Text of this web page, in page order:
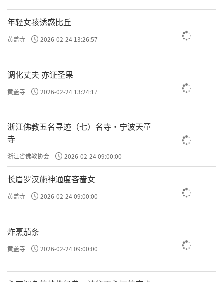
年轻女孩诱惑比丘
黄盖寺 2026-02-24 13:26:57
调化丈夫 亦证圣果
黄盖寺 2026-02-24 13:24:17
浙江佛教五名寻迹（七）名寺·宁波天童
寺
浙江省佛教协会 2026-02-24 09:00:00
长眉罗汉施神通度吝啬女
黄盖寺 2026-02-24 09:00:00
炸烹茄条
黄盖寺 2026-02-24 09:00:00